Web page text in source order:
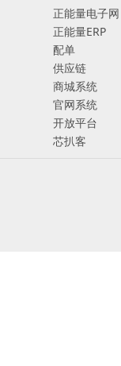
正能量电子网
正能量ERP
配单
供应链
商城系统
官网系统
开放平台
芯扒客